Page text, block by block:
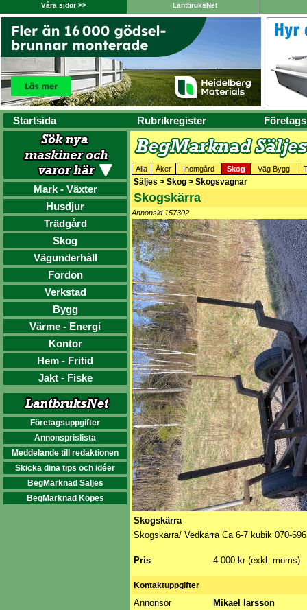
Våra sidor >> LantbruksNet
Startsida Rubrikregister
Mark - Växter
Husdjur
Trädgård
Skog
Vägunderhåll
Fordon
Verkstad
Bygg
Värme - Energi
Kontor
Hem - Fritid
Jakt - Fiske
Företagsuppgifter
Annonsprislista
Meddelande till redaktionen
Skicka dina tips och idéer
BegMarknad Säljes
BegMarknad Köpes
Alla Åker Inomgård Skog Väg Bygg
Säljes > Skog > Skogsvagnar
Skogskärra
Annonsid 157302
Skogskärra
Skogskärra/ Vedkärra Ca 6-7 kubik 070-
Pris 4 000 kr (exkl. moms)
Kontaktuppgifter
Annonsör
Mikael larsson